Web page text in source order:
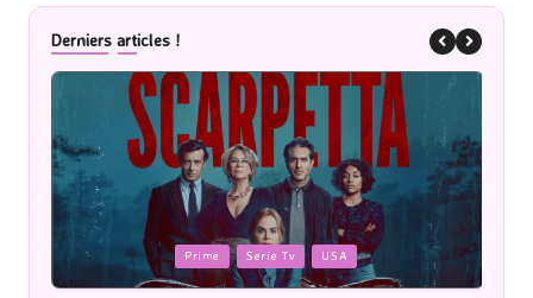
Derniers articles !
Posted
in
Prime Serie Tv USA